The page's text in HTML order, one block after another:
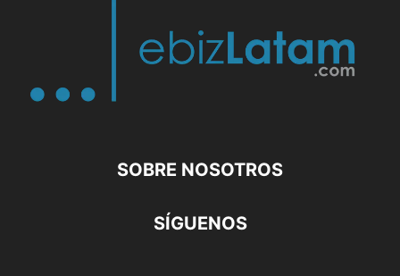
SOBRE NOSOTROS
SÍGUENOS